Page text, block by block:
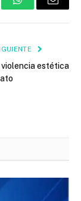
WhatsAppEmail
estética